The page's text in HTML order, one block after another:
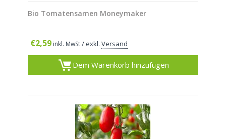
Bio Tomatensamen Moneymaker
€2,59 inkl. MwSt/ exkl. Versand
Dem Warenkorb hinzufügen